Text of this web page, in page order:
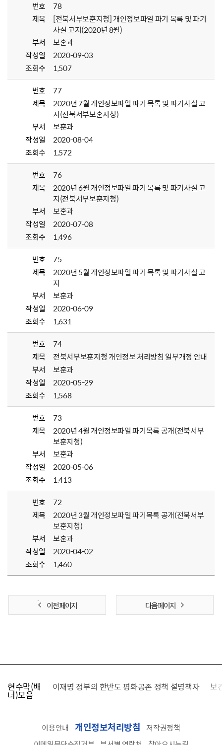
번호
78
제목
[전북서부보훈지청] 개인정보파일 파기 목록 및 파기
사실 고지(2020년 8월)
부서
보훈과
작성일
2020-09-03
조회수
1,507
번호
77
제목
2020년 7월 개인정보파일 파기 목록 및 파기사실 고
지(전북서부보훈지청)
부서
보훈과
작성일
2020-08-04
조회수
1,572
번호
76
제목
2020년 6월 개인정보파일 파기 목록 및 파기사실 고
지(전북서부보훈지청)
부서
보훈과
작성일
2020-07-08
조회수
1,496
번호
75
제목
2020년 5월 개인정보파일 파기 목록 및 파기사실 고
지
부서
보훈과
작성일
2020-06-09
조회수
1,631
번호
74
제목
전북서부보훈지청 개인정보 처리방침 일부개정 안내
부서
보훈과
작성일
2020-05-29
조회수
1,568
번호
73
제목
2020년 4월 개인정보파일 파기목록 공개(전북서부
보훈지청)
부서
보훈과
작성일
2020-05-06
조회수
1,413
번호
72
제목
2020년 3월 개인정보파일 파기목록 공개(전북서부
보훈지청)
부서
보훈과
작성일
2020-04-02
조회수
1,460
이전 페이지 다음 페이지
현수막(배
너)모음
찾습니다 이재명 정부의 한반도 평화공존 정책 설명책자 보
이용안내 개인정보처리방침
저작권정책